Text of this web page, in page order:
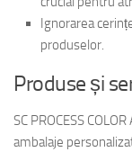
Ignorarea
produselor.
Produse și
SC PROCESS
ambalaje